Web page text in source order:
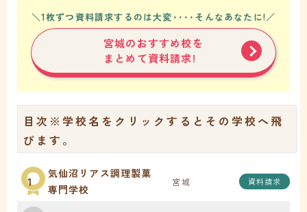
＼1枚ずつ資料請求するのは大変････そんなあなたに!／
宮城のおすすめ校を
まとめて資料請求!
目次 ※学校名をクリックするとその学校へ飛
びます。
1
気仙沼リアス調理製菓
専門学校
宮城 資料請求